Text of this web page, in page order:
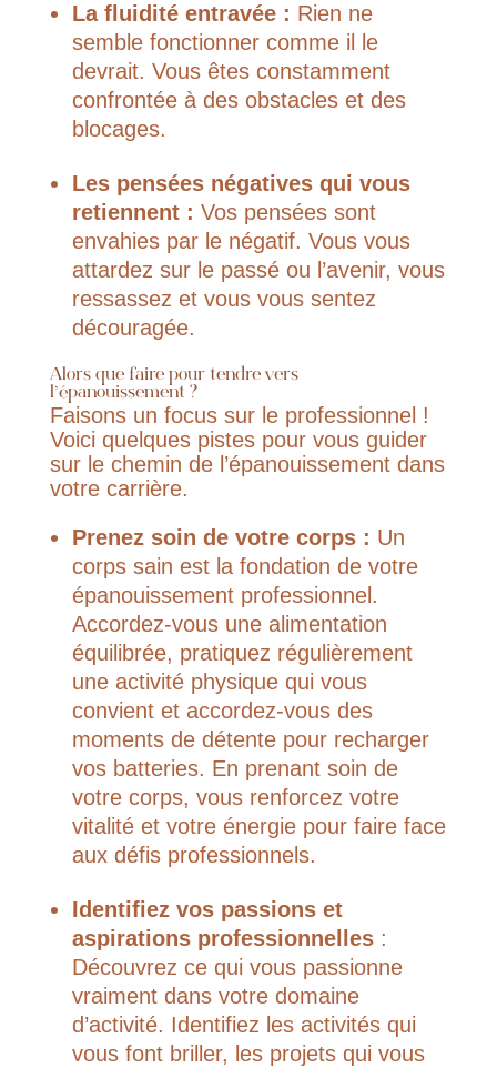
La fluidité entravée : Rien ne
semble fonctionner comme il le
devrait. Vous êtes constamment
confrontée à des obstacles et des
blocages.
Les pensées négatives qui vous
retiennent : Vos pensées sont
envahies par le négatif. Vous vous
attardez sur le passé ou l’avenir, vous
ressassez et vous vous sentez
découragée.
Alors que faire pour tendre vers
l’épanouissement ?
Faisons un focus sur le professionnel !
Voici quelques pistes pour vous guider
sur le chemin de l’épanouissement dans
votre carrière.
Prenez soin de votre corps : Un
corps sain est la fondation de votre
épanouissement professionnel.
Accordez-vous une alimentation
équilibrée, pratiquez régulièrement
une activité physique qui vous
convient et accordez-vous des
moments de détente pour recharger
vos batteries. En prenant soin de
votre corps, vous renforcez votre
vitalité et votre énergie pour faire face
aux défis professionnels.
Identifiez vos passions et
aspirations professionnelles:
Découvrez ce qui vous passionne
vraiment dans votre domaine
d’activité. Identifiez les activités qui
vous font briller, les projets qui vous